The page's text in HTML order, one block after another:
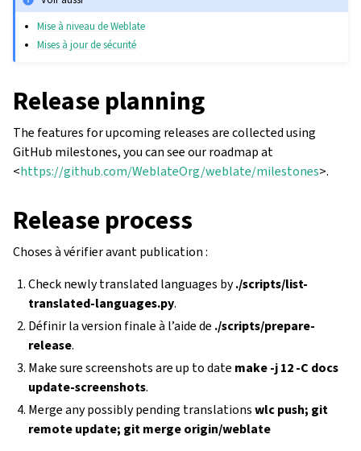
Mise à niveau de Weblate
Mises à jour de sécurité
Release planning
The features for upcoming releases are collected using
GitHub milestones, you can see our roadmap at
<https://github.com/WeblateOrg/weblate/milestones>.
Release process
Choses à vérifier avant publication :
Check newly translated languages by./scripts/list-
translated-languages.py.
Définir la version finale à l’aide de ./scripts/prepare-
release.
Make sure screenshots are up to date make -j 12 -C docs
update-screenshots.
Merge any possibly pending translationswlc push; git
remote update; git merge origin/weblate